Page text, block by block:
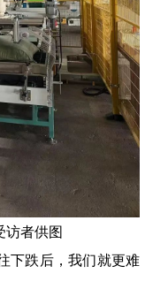
访者供图
下跌后，我们就更难